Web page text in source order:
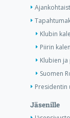
Klubin
Piirin
Klubien
Suomen
Presidentin
Jäsenille